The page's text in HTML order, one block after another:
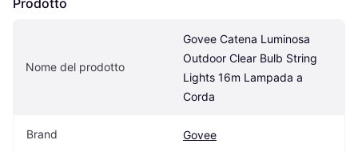
Nome del prodotto
Govee Catena Luminosa
Outdoor Clear Bulb String
Lights 16m Lampada a
Corda
Brand Govee